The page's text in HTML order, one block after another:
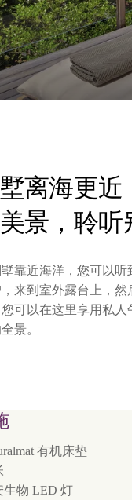
离海更
景，聆听
靠近海洋，您可以
来到室外露台上，
可以在这里享用私
景。
有机床垫
生物 LED 灯